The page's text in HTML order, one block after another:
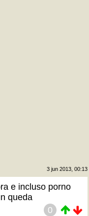
3 jun 2013, 00:13
e incluso porno
queda
0